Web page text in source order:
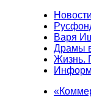
Новости
Варя
Драмы
Жизнь.